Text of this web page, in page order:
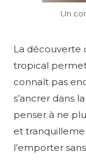
Un
La découverte
tropical
connaît pas
s’ancrer dans
penser à ne
et
l’emporter